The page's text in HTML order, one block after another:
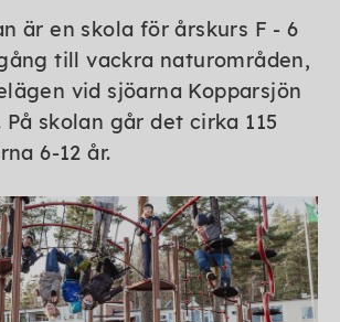
är en skola för årskurs F - 6
till vackra naturområden,
vid sjöarna Kopparsjön
skolan går det cirka 115
6-12 år.